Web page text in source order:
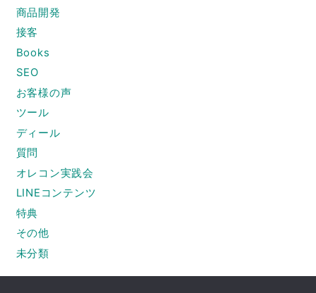
商品開発
接客
Books
SEO
お客様の声
ツール
ディール
質問
オレコン実践会
LINEコンテンツ
特典
その他
未分類